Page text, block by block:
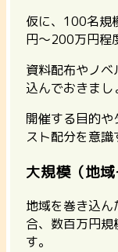
仮に、100名規
円〜200万円程
資料配布やノ
込んでおきまし
開催する目的
スト配分を意識
大規模（地
地域を巻き込
合、数百万円
す。